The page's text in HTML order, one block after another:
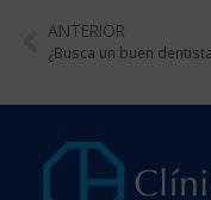
ANTERIOR